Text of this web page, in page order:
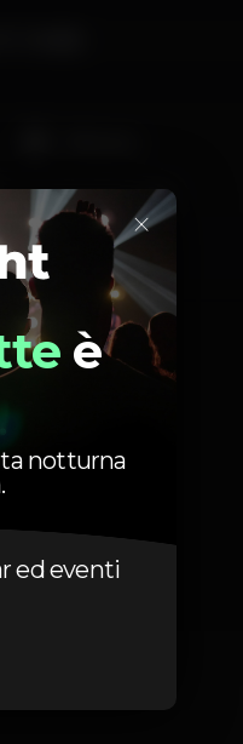
Grande dimensão
VIP ×
è
notturna
ed eventi